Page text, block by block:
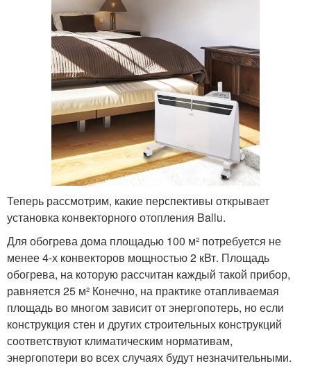
Теперь рассмотрим, какие перспективы открывает
установка конвекторного отопления Ballu.
Для обогрева дома площадью 100 м² потребуется не
менее 4-х конвекторов мощностью 2 кВт. Площадь
обогрева, на которую рассчитан каждый такой прибор,
равняется 25 м² Конечно, на практике отапливаемая
площадь во многом зависит от энергопотерь, но если
конструкция стен и других строительных конструкций
соответствуют климатическим нормативам,
энергопотери во всех случаях будут незначительными.